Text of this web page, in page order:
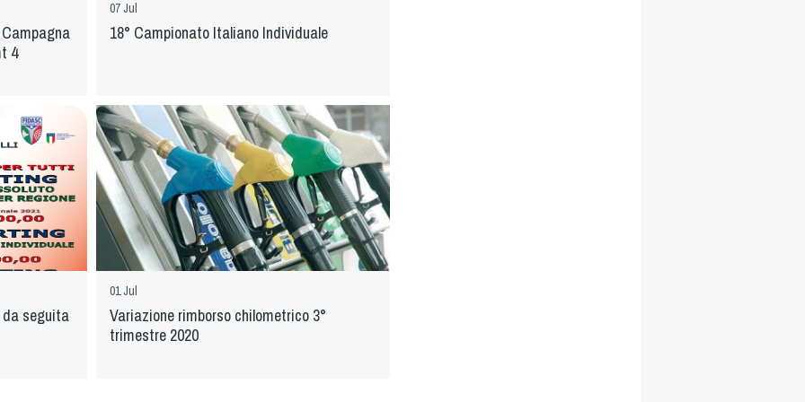
4
07 Jul
18° Campionato Italiano Individuale
seguita
01 Jul
Variazione rimborso chilometrico 3°
trimestre 2020